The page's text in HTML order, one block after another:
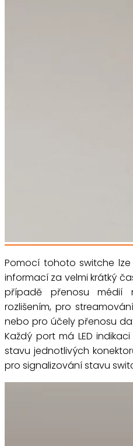
Pomocí tohoto switche
informací za velmi krátký
případě přenosu médií
rozlišením, pro
nebo pro účely přenosu
Každý port má LED
stavu jednotlivých
pro signalizování stavu